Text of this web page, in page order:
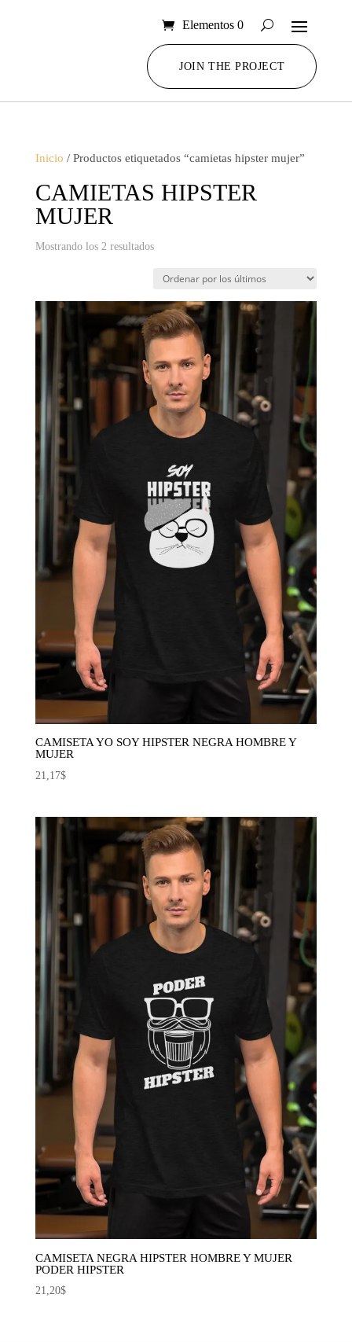
Elementos 0
JOIN THE PROJECT
Inicio / Productos etiquetados “camietas hipster mujer”
CAMIETAS HIPSTER
MUJER
Mostrando los 2 resultadosOrdenado
últimos
CAMISETA YO SOY HIPSTER NEGRA HOMBRE Y
MUJER
21,17$
CAMISETA NEGRA HIPSTER HOMBRE Y MUJER
PODER HIPSTER
21,20$